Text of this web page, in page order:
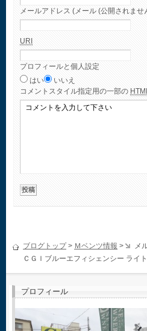
メールアドレス (メール (公開されませ
URI
プロフィールと個人設定
はい
いいえ
コメント スタイル指定用の一部の
ブログトップ> Ｍベンツ情報 >
メ
ＣＧＩブルーエフィシェンシー ライト
プロフィール